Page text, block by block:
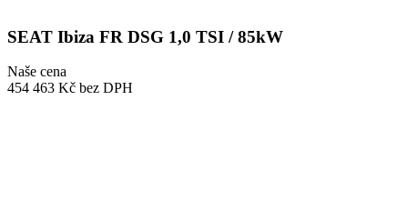
SEAT Ibiza FR DSG 1,0 TSI / 85kW
Naše cena
454 463 Kč bez DPH